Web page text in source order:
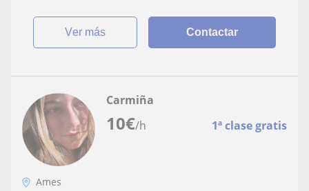
UNIVERSIDAD
ver más Contactar
10€/h 1ª clase gratis
Carmiña
Ames